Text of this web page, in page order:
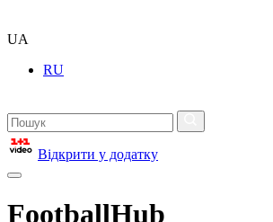
UA
RU
Відкрити у додатку
FootballHub